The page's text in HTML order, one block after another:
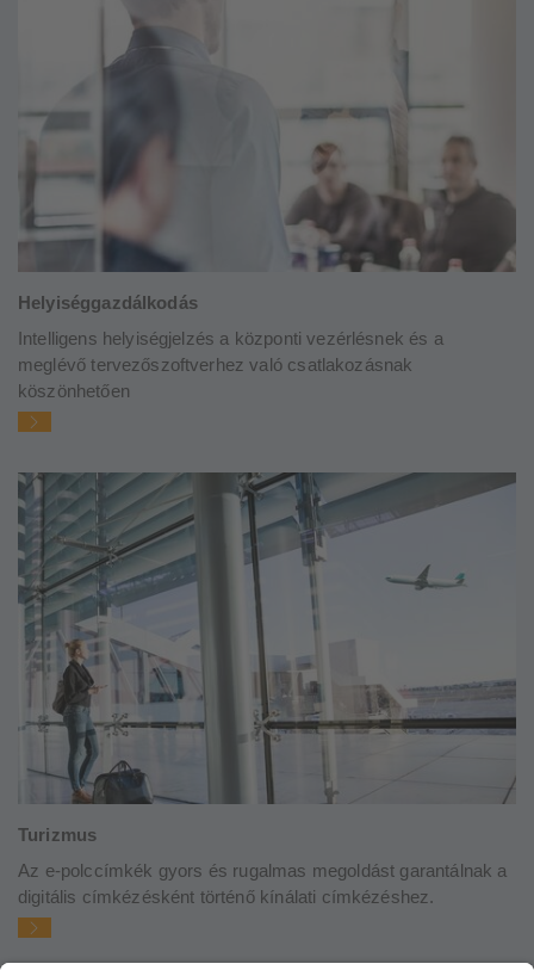
Helyiséggazdálkodás
Intelligens helyiségjelzés a központi vezérlésnek és a
meglévő tervezőszoftverhez való csatlakozásnak
köszönhetően
Turizmus
Az e-polccímkék gyors és rugalmas megoldást garantálnak a
digitális címkézésként történő kínálati címkézéshez.